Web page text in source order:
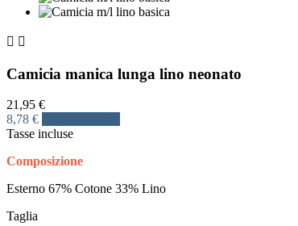
 
Camicia manica lunga lino neonato
21,95 €
8,78 €
Tasse incluse
Composizione
Esterno 67% Cotone 33% Lino
Taglia